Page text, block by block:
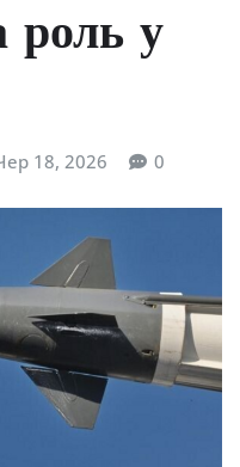
роль у
18, 2026 0